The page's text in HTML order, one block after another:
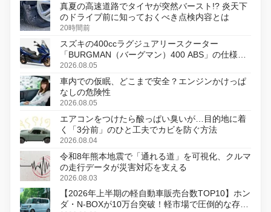
真夏の高速道路でタイヤが突然バースト!? 炎天下
のドライブ前に知っておくべき点検内容とは
20時間前
スズキの400ccラグジュアリースクーター
「BURGMAN（バーグマン）400 ABS」の仕様を
変更し、8月18日に発売
2026.08.05
車内での仮眠、どこまで安全？エンジンかけっぱ
なしの危険性
2026.08.05
エアコンをつけたら酸っぱい臭いが…目的地に着
く「3分前」のひと工夫でカビを防ぐ方法
2026.08.04
令和8年熊本地震で「通れる道」を可視化、クルマ
の走行データが災害対応を支える
2026.08.03
【2026年上半期の軽自動車販売台数TOP10】ホン
ダ・N-BOXが10万台突破！軽市場で圧倒的な存在